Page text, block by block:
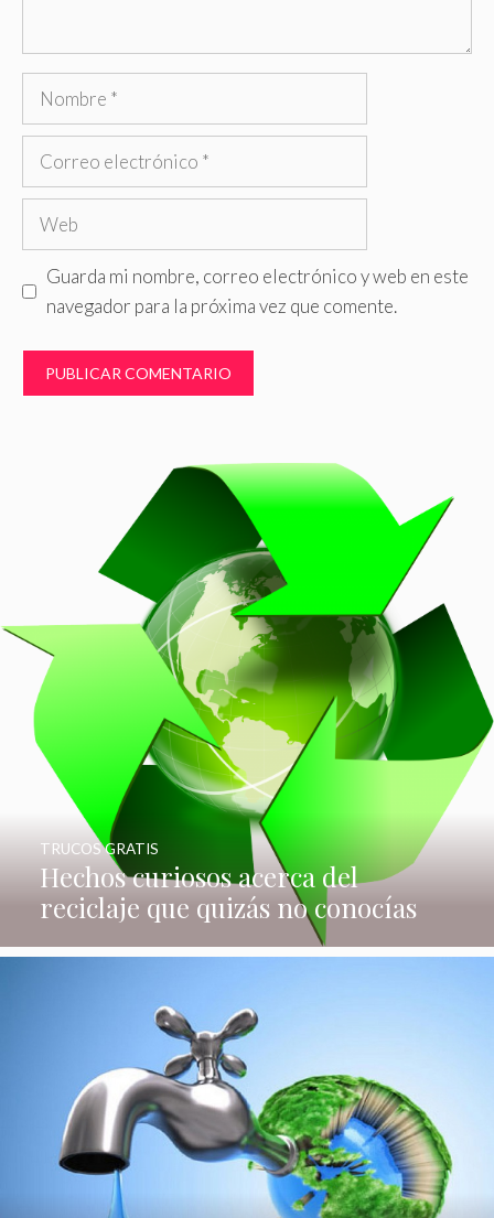
Nombre
Correo
Web
Guarda mi nombre, correo electrónico y web en este
navegador para la próxima vez que comente.
Hechos curiosos acerca del
reciclaje que quizás no conocías
TRUCOS GRATIS